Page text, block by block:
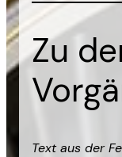
Zu
Text aus der